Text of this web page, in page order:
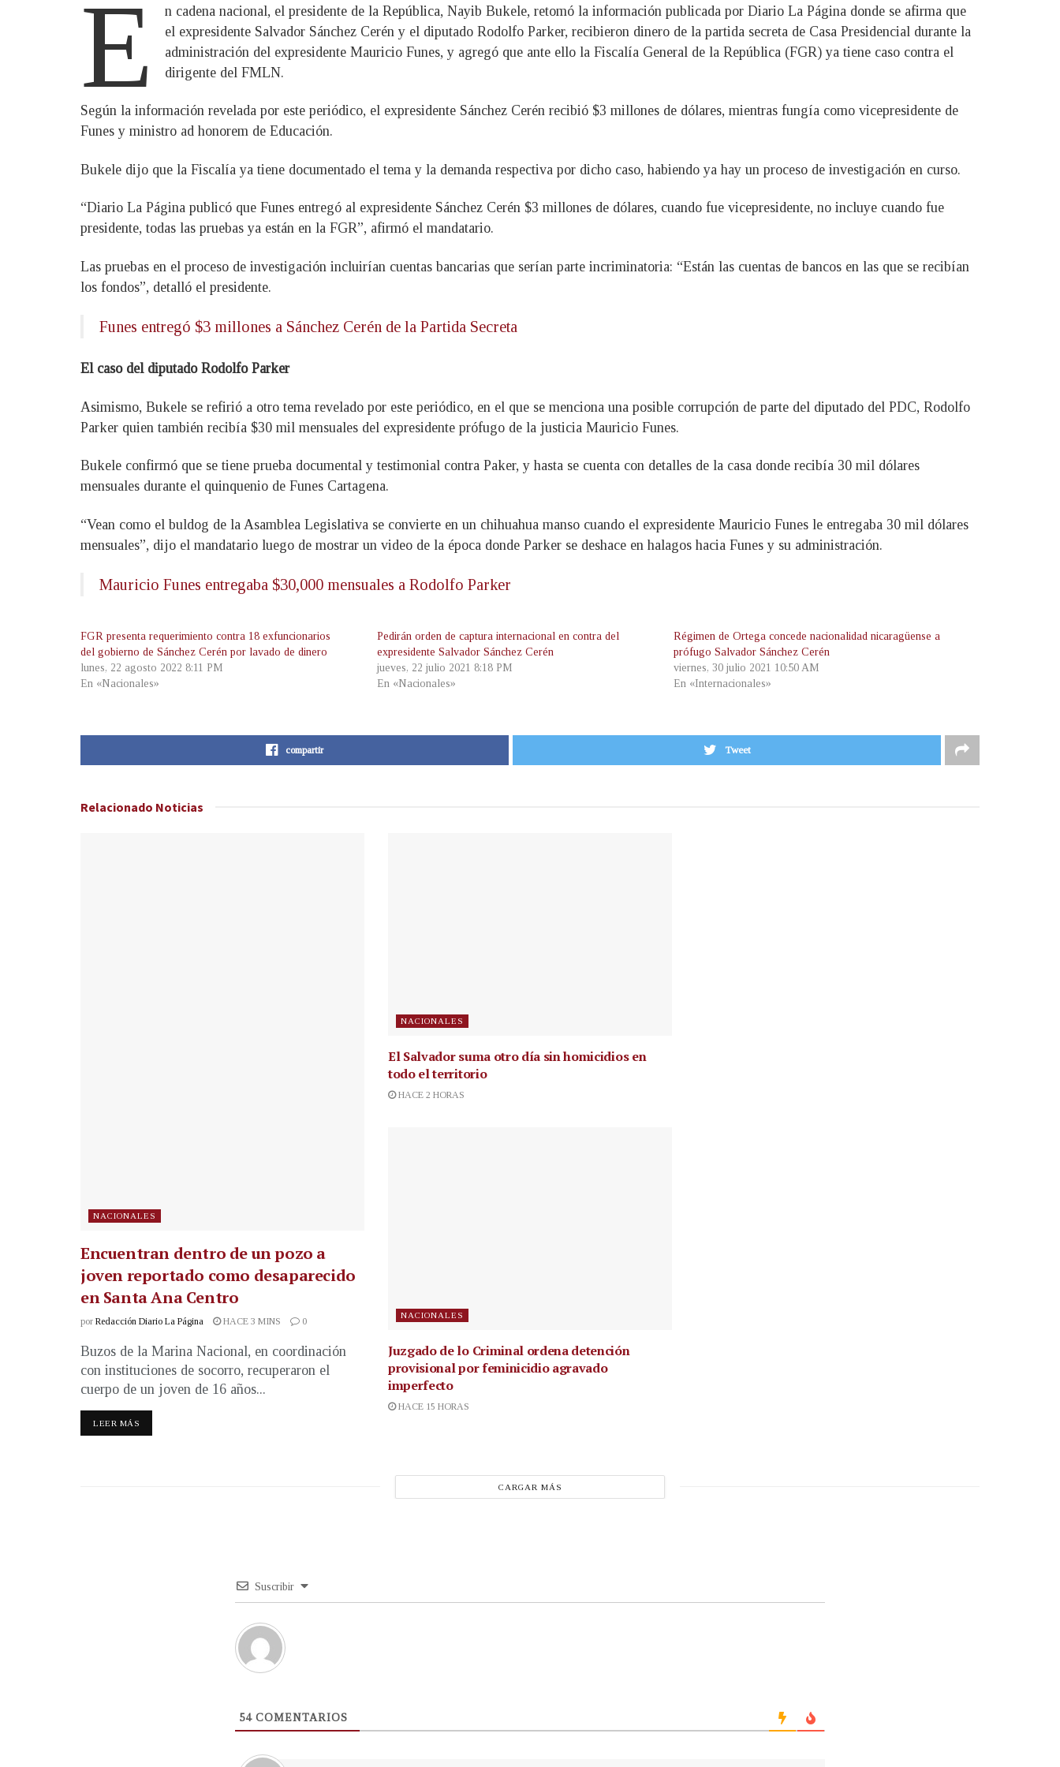
E
n cadena nacional, el presidente de la República, Nayib Bukele, retomó la información publicada por Diario La Página donde se afirma que
el expresidente Salvador Sánchez Cerén y el diputado Rodolfo Parker, recibieron dinero de la partida secreta de Casa Presidencial durante la
administración del expresidente Mauricio Funes, y agregó que ante ello la Fiscalía General de la República (FGR) ya tiene caso contra el
dirigente del FMLN.
Según la información revelada por este periódico, el expresidente Sánchez Cerén recibió $3 millones de dólares, mientras fungía como vicepresidente de
Funes y ministro ad honorem de Educación.
Bukele dijo que la Fiscalía ya tiene documentado el tema y la demanda respectiva por dicho caso, habiendo ya hay un proceso de investigación en curso.
“Diario La Página publicó que Funes entregó al expresidente Sánchez Cerén $3 millones de dólares, cuando fue vicepresidente, no incluye cuando fue
presidente, todas las pruebas ya están en la FGR”, afirmó el mandatario.
Las pruebas en el proceso de investigación incluirían cuentas bancarias que serían parte incriminatoria: “Están las cuentas de bancos en las que se recibían
los fondos”, detalló el presidente.
Funes entregó $3 millones a Sánchez Cerén de la Partida Secreta
El caso del diputado Rodolfo Parker
Asimismo, Bukele se refirió a otro tema revelado por este periódico, en el que se menciona una posible corrupción de parte del diputado del PDC, Rodolfo
Parker quien también recibía $30 mil mensuales del expresidente prófugo de la justicia Mauricio Funes.
Bukele confirmó que se tiene prueba documental y testimonial contra Paker, y hasta se cuenta con detalles de la casa donde recibía 30 mil dólares
mensuales durante el quinquenio de Funes Cartagena.
“Vean como el buldog de la Asamblea Legislativa se convierte en un chihuahua manso cuando el expresidente Mauricio Funes le entregaba 30 mil dólares
mensuales”, dijo el mandatario luego de mostrar un video de la época donde Parker se deshace en halagos hacia Funes y su administración.
Mauricio Funes entregaba $30,000 mensuales a Rodolfo Parker
FGR presenta requerimiento contra 18 exfuncionarios
del gobierno de Sánchez Cerén por lavado de dinero
lunes, 22 agosto 2022 8:11 PM
En «Nacionales»
Pedirán orden de captura internacional en contra del
expresidente Salvador Sánchez Cerén
jueves, 22 julio 2021 8:18 PM
En «Nacionales»
Régimen de Ortega concede nacionalidad nicaragüense a
prófugo Salvador Sánchez Cerén
viernes, 30 julio 2021 10:50 AM
En «Internacionales»
compartir Tweet
Relacionado Noticias
NACIONALES
Encuentran dentro de un pozo a
joven reportado como desaparecido
en Santa Ana Centro
por Redacción Diario La Página HACE 3 MINS 0
Buzos de la Marina Nacional, en coordinación
con instituciones de socorro, recuperaron el
cuerpo de un joven de 16 años...
LEER MÁS
NACIONALES
El Salvador suma otro día sin homicidios en
todo el territorio
HACE 2 HORAS
NACIONALES
Juzgado de lo Criminal ordena detención
provisional por feminicidio agravado
imperfecto
HACE 15 HORAS
CARGAR MÁS
Suscribir
54COMENTARIOS